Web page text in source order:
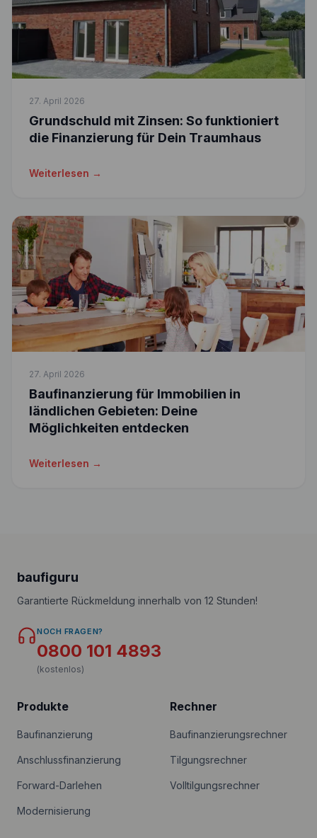
27. April 2026
Grundschuld mit Zinsen: So funktioniert
die Finanzierung für Dein Traumhaus
Weiterlesen →
27. April 2026
Baufinanzierung für Immobilien in
ländlichen Gebieten: Deine
Möglichkeiten entdecken
Weiterlesen →
baufiguru
Garantierte Rückmeldung innerhalb von 12 Stunden!
NOCH FRAGEN?
0800 101 4893
(kostenlos)
Produkte
Baufinanzierung
Anschlussfinanzierung
Forward-Darlehen
Modernisierung
Rechner
Baufinanzierungsrechner
Tilgungsrechner
Volltilgungsrechner